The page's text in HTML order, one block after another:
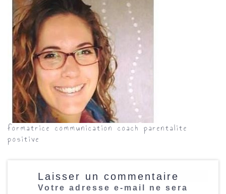
formatrice communication coach parentalite
positive
Laisser un commentaire
Votre adresse e-mail ne sera